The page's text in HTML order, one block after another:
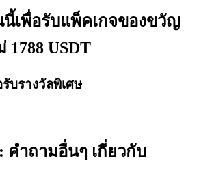
นี้เพื่อรับแพ็คเกจของขวัญ
USDT
บรางวัลพิเศษ
คำถามอื่นๆ เกี่ยวกับ